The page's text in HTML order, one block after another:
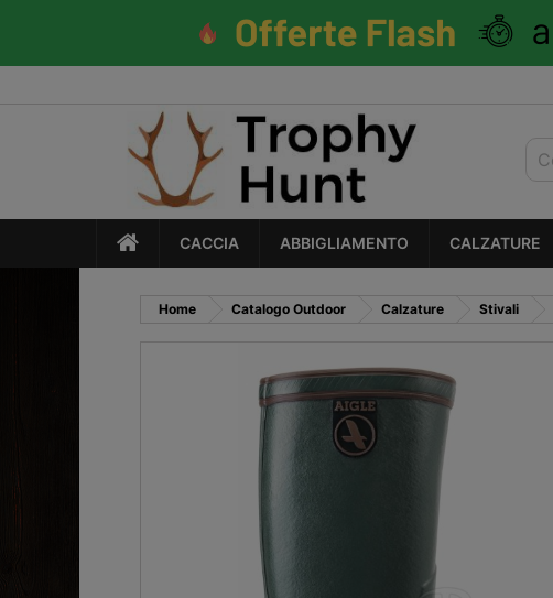
CACCIA ABBIGLIAMENTO CALZATURE
Home Catalogo Outdoor Calzature Stivali